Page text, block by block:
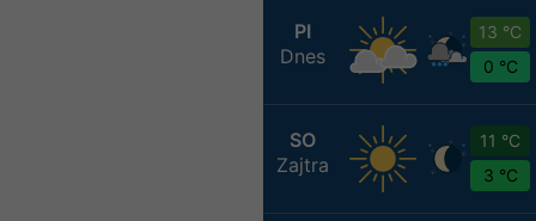
PI
Dnes
13 °C
0 °C
SO
Zajtra
11 °C
3 °C